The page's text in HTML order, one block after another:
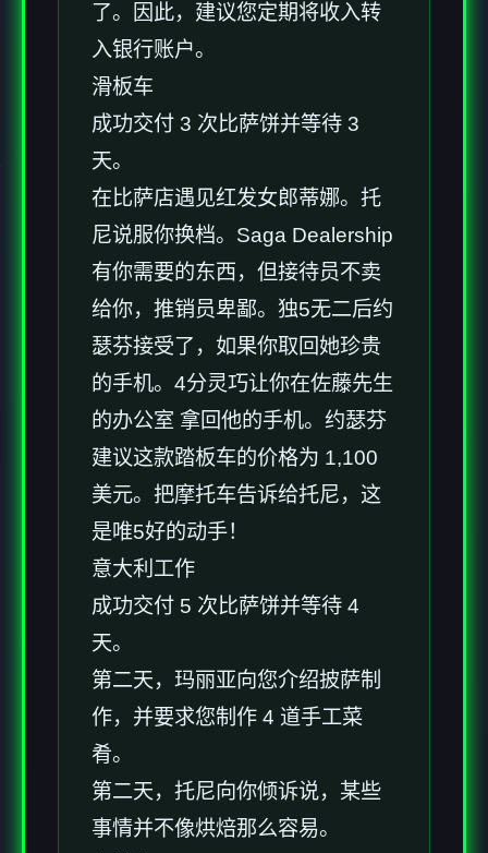
了。因此，建议您定期将收入转
入银行账户。
滑板车
成功交付 3 次比萨饼并等待 3
天。
在比萨店遇见红发女郎蒂娜。托
尼说服你换档。Saga Dealership
有你需要的东西，但接待员不卖
给你，推销员卑鄙。独5无二后约
瑟芬接受了，如果你取回她珍贵
的手机。4分灵巧让你在佐藤先生
的办公室 拿回他的手机。约瑟芬
建议这款踏板车的价格为 1,100
美元。把摩托车告诉给托尼，这
是唯5好的动手！
意大利工作
成功交付 5 次比萨饼并等待 4
天。
第二天，玛丽亚向您介绍披萨制
作，并要求您制作 4 道手工菜
肴。
第二天，托尼向你倾诉说，某些
事情并不像烘焙那么容易。